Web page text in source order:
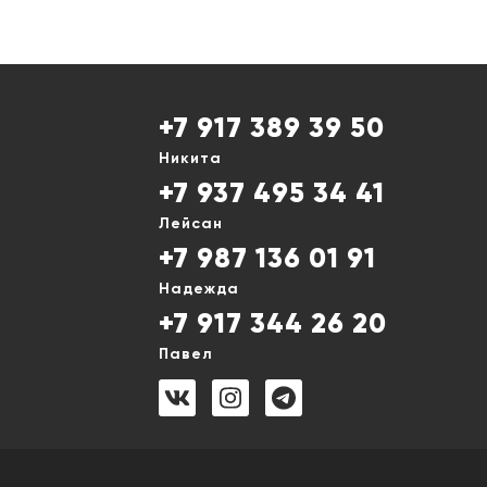
+7 917 389 39 50
Никита
+7 937 495 34 41
Лейсан
+7 987 136 01 91
Надежда
+7 917 344 26 20
Павел